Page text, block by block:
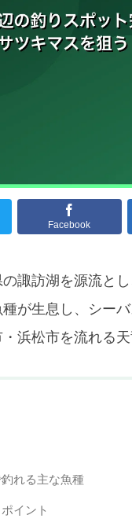
Facebook
諏訪湖を源流と
が生息し、シー
浜松市を流れる
れる主な魚種
イント